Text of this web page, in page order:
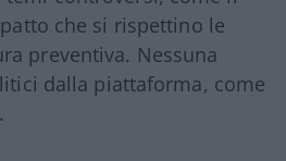
che si rispettino le
preventiva. Nessuna
dalla piattaforma, come